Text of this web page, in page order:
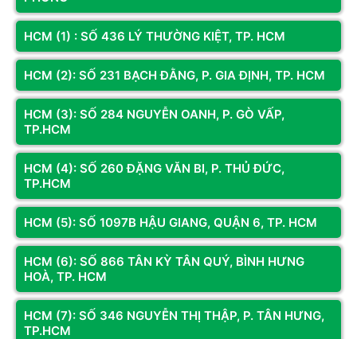
Việc đầu tư vào một bộ vi xử lý đồ họa phân khúc cao cấp
nhưCard đồ họa ASUS NVIDIA GEFORCE RTX 50 SERIES
thời điểm này là quyết định hoàn toàn sáng suốt. Không chỉ
giúp bạn đón đầu xu hướng công nghệ phần cứng trong nhiều
năm tới, chương trình quà tặng đi kèm còn giúp bạn tiết kiệm
một khoản chi phí đáng kể khi được trải nghiệm tựa game
siêu phẩm 007 First Light hoàn toàn miễn phí. Hãy đến ngay
các đại lý ủy quyền gần nhất của ASUS để mua sắm và nhận
những phần quà công nghệ cực kỳ hấp dẫn này ngay hôm nay!
HCM (1) : SỐ 436 LÝ THƯỜNG KIỆT, TP. HCM
HCM (2): SỐ 231 BẠCH ĐẰNG, P. GIA ĐỊNH, TP. HCM
HCM (3): SỐ 284 NGUYỄN OANH, P. GÒ VẤP,
TP.HCM
HCM (4): SỐ 260 ĐẶNG VĂN BI, P. THỦ ĐỨC,
TP.HCM
HCM (5): SỐ 1097B HẬU GIANG, QUẬN 6, TP. HCM
HCM (6): SỐ 866 TÂN KỲ TÂN QUÝ, BÌNH HƯNG
HOÀ, TP. HCM
HCM (7): SỐ 346 NGUYỄN THỊ THẬP, P. TÂN HƯNG,
TP.HCM